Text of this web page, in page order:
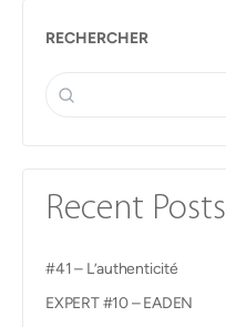
RECHERCHER
Recent Posts
#41 – L’authenticité
EXPERT #10 – EADEN